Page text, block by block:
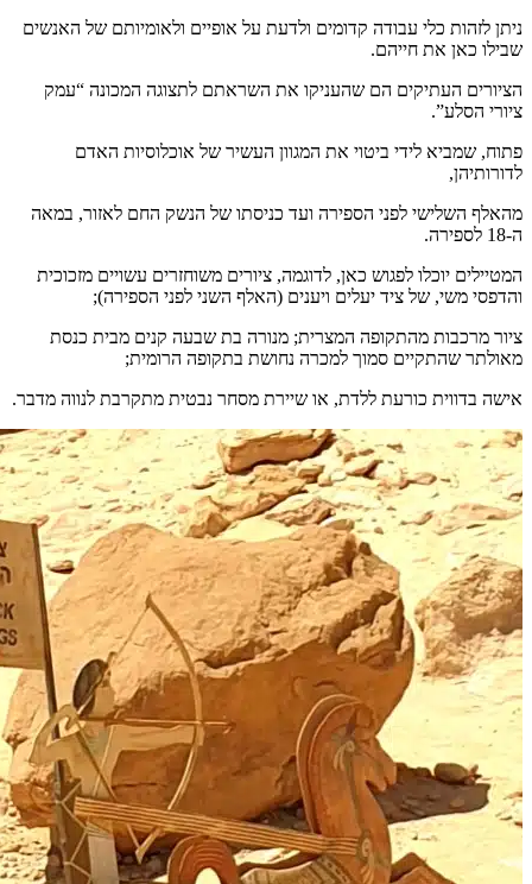
ניתן לזהות כלי עבודה קדומים ולדעת על אופיים ולאומיותם של האנשים
שבילו כאן את חייהם.
הציורים העתיקים הם שהעניקו את השראתם לתצוגה המכונה “עמק
ציורי הסלע”.
פתוח, שמביא לידי ביטוי את המגוון העשיר של אוכלוסיות האדם
לדורותיהן,
מהאלף השלישי לפני הספירה ועד כניסתו של הנשק החם לאזור, במאה
ה-18 לספירה.
המטיילים יוכלו לפגוש כאן, לדוגמה, ציורים משוחזרים עשויים מזכוכית
והדפסי משי, של ציד יעלים ויענים (האלף השני לפני הספירה);
ציור מרכבות מהתקופה המצרית; מנורה בת שבעה קנים מבית כנסת
מאולתר שהתקיים סמוך למכרה נחושת בתקופה הרומית;
אישה בדווית כורעת ללדת, או שיירת מסחר נבטית מתקרבת לנווה מדבר.